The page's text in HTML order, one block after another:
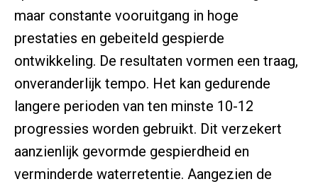
maar constante vooruitgang in hoge
prestaties en gebeiteld gespierde
ontwikkeling. De resultaten vormen een traag,
onveranderlijk tempo. Het kan gedurende
langere perioden van ten minste 10-12
progressies worden gebruikt. Dit verzekert
aanzienlijk gevormde gespierdheid en
verminderde waterretentie. Aangezien de